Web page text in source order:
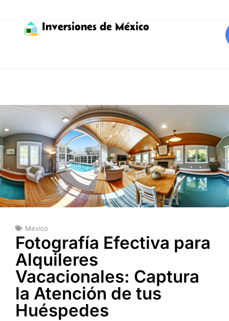
Inversiones de México
México
Fotografía Efectiva para
Alquileres
Vacacionales: Captura
la Atención de tus
Huéspedes